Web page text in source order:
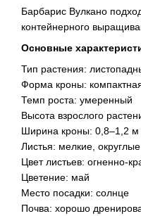
Барбарис Вулкано
контейнерного
Основные
Тип растения:
Форма кроны:
Темп роста: умеренный
Высота взрослого
Ширина кроны: 0,8–1,2 м
Листья: мелкие, округлые
Цвет листьев: огненно-
Цветение: май
Место посадки: солнце
Почва: хорошо